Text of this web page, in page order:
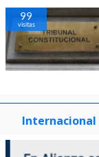
99
visitas
Internacional